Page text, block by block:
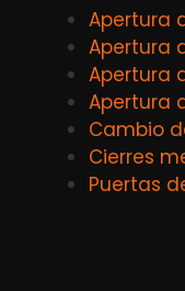
Apertura
Apertura
Apertura
Apertura
Cambio
Cierres
Puertas